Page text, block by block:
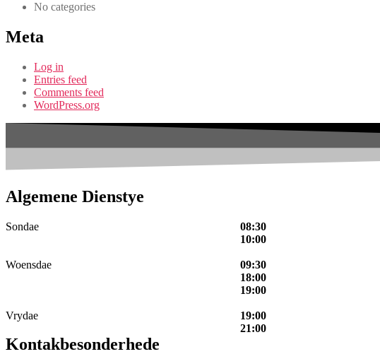
No categories
Meta
Log in
Entries feed
Comments feed
WordPress.org
Algemene Dienstye
Sondae
Woensdae
Vrydae
08:30
10:00
09:30
18:00
19:00
19:00
21:00
Kontakbesonderhede